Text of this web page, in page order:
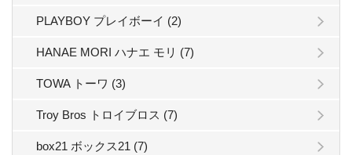
PLAYBOY プレイボーイ (2)
HANAE MORI ハナエ モリ (7)
TOWA トーワ (3)
Troy Bros トロイブロス (7)
box21 ボックス21 (7)